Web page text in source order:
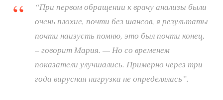
“При первом обращении к врачу анализы были
очень плохие, почти без шансов, я результаты
почти наизусть помню, это был почти конец,
– говорит Мария. — Но со временем
показатели улучшались. Примерно через три
года вирусная нагрузка не определялась”.